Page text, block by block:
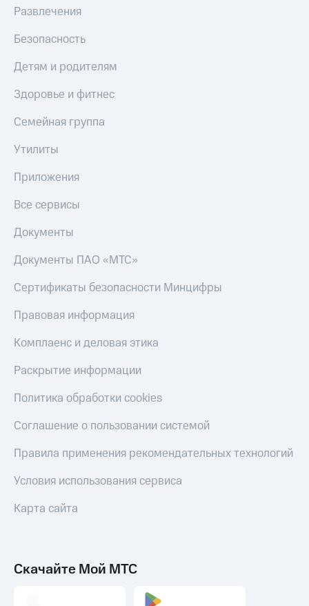
Развлечения
Безопасность
Детям и родителям
Здоровье и фитнес
Семейная группа
Утилиты
Приложения
Все сервисы
Документы
Документы ПАО «МТС»
Сертификаты безопасности Минцифры
Правовая информация
Комплаенс и деловая этика
Раскрытие информации
Политика обработки cookies
Соглашение о пользовании системой
Правила применения рекомендательных технологий
Условия использования сервиса
Карта сайта
Скачайте Мой МТС